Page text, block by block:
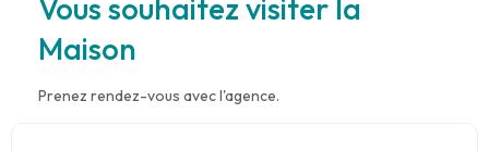
Vous souhaitez visiter la
Maison
Prenez rendez-vous avec l'agence.